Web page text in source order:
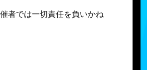
者では一切責任を負いかね